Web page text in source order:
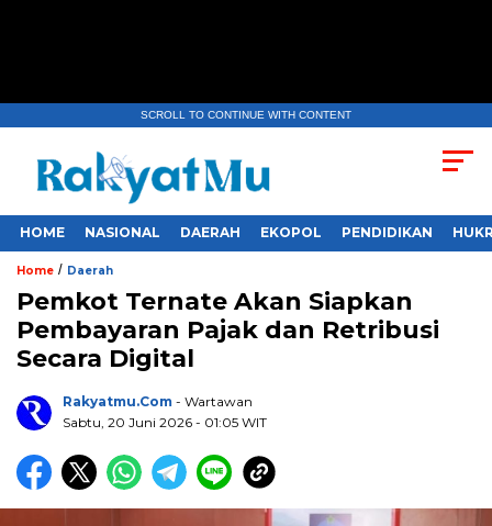
SCROLL TO CONTINUE WITH CONTENT
HOME NASIONAL DAERAH EKOPOL PENDIDIKAN
Home / Daerah
Pemkot Ternate Akan Siapkan
Pembayaran Pajak dan Retribusi
Secara Digital
Rakyatmu.com - Wartawan
Sabtu, 20 Juni 2026 - 01:05 WIT